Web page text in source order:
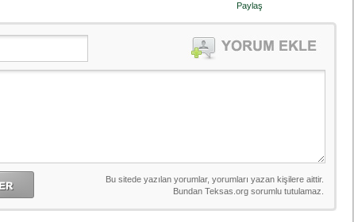
Paylaş
Bursaspor - Altınordu
1. Lig 32. Hafta